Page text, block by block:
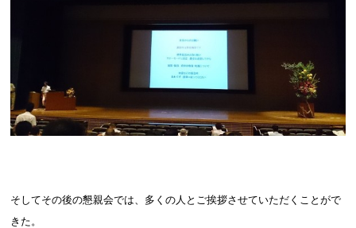
そしてその後の懇親会では、多くの人とご挨拶させていただくことがで
きた。